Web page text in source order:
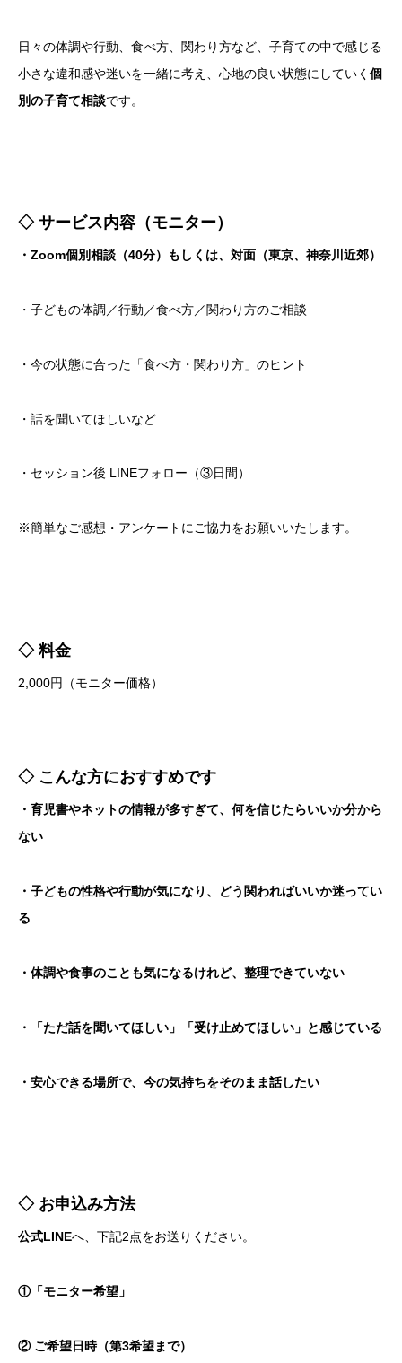
日々の体調や行動、食べ方、関わり方など、子育ての中で感じる
小さな違和感や迷いを一緒に考え、心地の良い状態にしていく 個
別の子育て相談です。
◇ サービス内容（モニター）
・Zoom個別相談（40分）もしくは、対面（東京、神奈川近郊）
・子どもの体調／行動／食べ方／関わり方のご相談
・今の状態に合った「食べ方・関わり方」のヒント
・話を聞いてほしいなど
・セッション後 LINEフォロー（③日間）
※簡単なご感想・アンケートにご協力をお願いいたします。
◇ 料金
2,000円（モニター価格）
◇ こんな方におすすめです
・育児書やネットの情報が多すぎて、何を信じたらいいか分から
ない
・子どもの性格や行動が気になり、どう関わればいいか迷ってい
る
・体調や食事のことも気になるけれど、整理できていない
・「ただ話を聞いてほしい」「受け止めてほしい」と感じている
・安心できる場所で、今の気持ちをそのまま話したい
◇ お申込み方法
公式LINEへ、下記2点をお送りください。
①「モニター希望」
② ご希望日時（第3希望まで）